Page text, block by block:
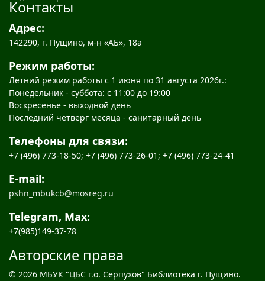
Контакты
Адрес:
142290, г. Пущино, м-н «АБ», 18а
Режим работы:
Летний режим работы с 1 июня по 31 августа 2026г.:
Понедельник - суббота: с 11:00 до 19:00
Воскресенье - выходной день
Последний четверг месяца - санитарный день
Телефоны для связи:
+7 (496) 773-18-50; +7 (496) 773-26-01; +7 (496) 773-24-41
E-mail:
pshn_mbukcb@mosreg.ru
Telegram, Max:
+7(985)149-37-78
Авторские права
© 2026 МБУК "ЦБС г.о. Серпухов" Библиотека г. Пущино.